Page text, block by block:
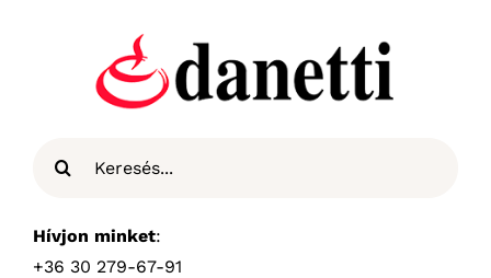
Hívjon minket:
+36 30 279-67-91